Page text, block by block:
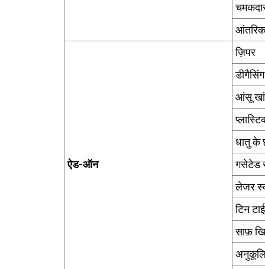
ऐड-ऑन
ज़िपर
आंसू
धातु के
गसेटेड
लेजर
टिन टाई
साफ़